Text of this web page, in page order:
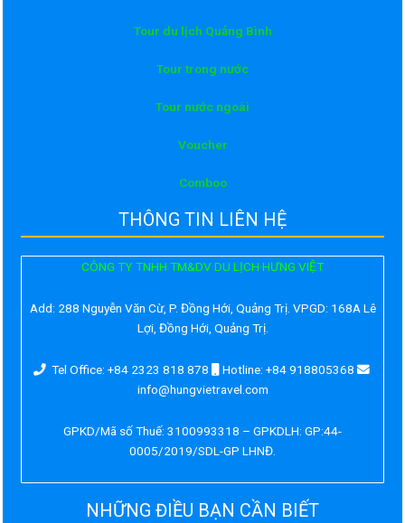
Tour du lịch Quảng Bình
Tour trong nước
Tour nước ngoài
Voucher
Comboo
THÔNG TIN LIÊN HỆ
CÔNG TY TNHH TM&DV DU LỊCH HƯNG VIỆT
Add: 288 Nguyễn Văn Cừ, P. Đồng Hới, Quảng Trị. VPGD: 168A Lê
Lợi, Đồng Hới, Quảng Trị.
Tel Office: +84 2323 818 878
Hotline: +84 918805368
info@hungvietravel.com
GPKD/Mã số Thuế: 3100993318 – GPKDLH: GP:44-
0005/2019/SDL-GP LHNĐ.
NHỮNG ĐIỀU BẠN CẦN BIẾT